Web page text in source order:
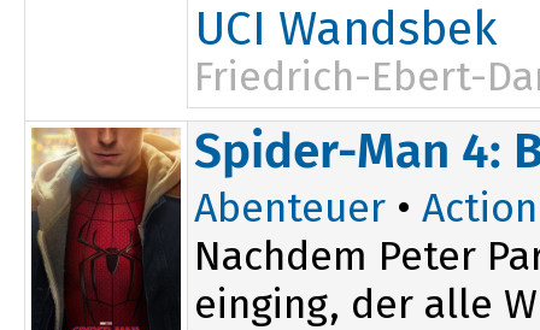
UCI Wandsbek
Friedrich-Ebert-
Spider-Man 4:
Abenteuer • Action
Nachdem Peter
einging, der alle